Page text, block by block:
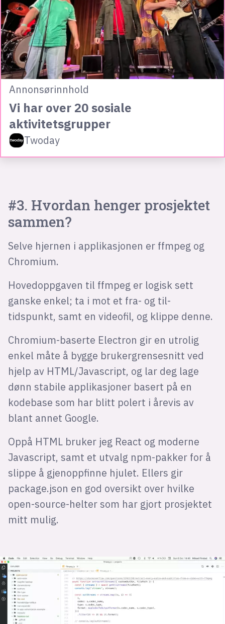
Annonsørinnhold
Vi har over 20 sosiale
aktivitetsgrupper
Twoday
#3. Hvordan henger prosjektet
sammen?
Selve hjernen i applikasjonen er ffmpeg og
Chromium.
Hovedoppgaven til ffmpeg er logisk sett
ganske enkel; ta i mot et fra- og til-
tidspunkt, samt en videofil, og klippe denne.
Chromium-baserte Electron gir en utrolig
enkel måte å bygge brukergrensesnitt ved
hjelp av HTML/Javascript, og lar deg lage
dønn stabile applikasjoner basert på en
kodebase som har blitt polert i årevis av
blant annet Google.
Oppå HTML bruker jeg React og moderne
Javascript, samt et utvalg npm-pakker for å
slippe å gjenoppfinne hjulet. Ellers gir
package.json en god oversikt over hvilke
open-source-helter som har gjort prosjektet
mitt mulig.